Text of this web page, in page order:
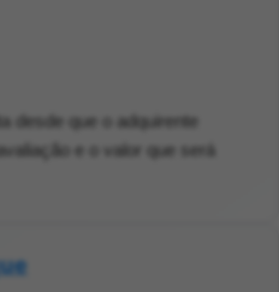
desde que o adquirente
e o valor que será